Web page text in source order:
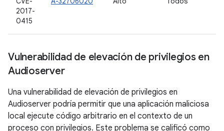
2017-
0415
Vulnerabilidad de elevación de privilegios en
Audioserver
Una vulnerabilidad de elevación de privilegios en
Audioserver podría permitir que una aplicación maliciosa
local ejecute código arbitrario en el contexto de un
proceso con privilegios. Este problema se calificó como